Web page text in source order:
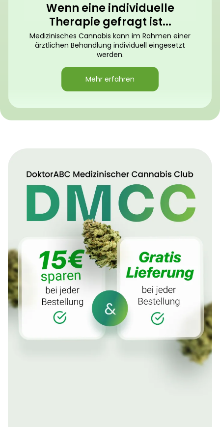
Wenn eine individuelle
Therapie gefragt ist...
Medizinisches Cannabis kann im Rahmen einer
ärztlichen Behandlung individuell eingesetzt
werden.
Mehr erfahren